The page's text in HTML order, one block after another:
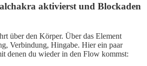
aktivierst und Blockaden
über den Körper. Über das Element
Verbindung, Hingabe. Hier ein paar
denen du wieder in den Flow kommst: